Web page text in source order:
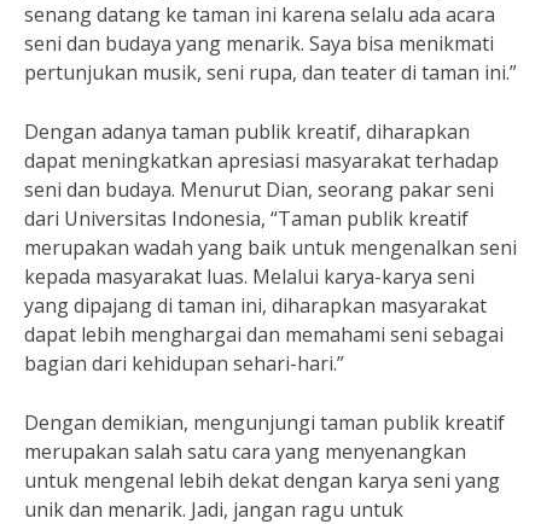
senang datang ke taman ini karena selalu ada acara
seni dan budaya yang menarik. Saya bisa menikmati
pertunjukan musik, seni rupa, dan teater di taman ini.”
Dengan adanya taman publik kreatif, diharapkan
dapat meningkatkan apresiasi masyarakat terhadap
seni dan budaya. Menurut Dian, seorang pakar seni
dari Universitas Indonesia, “Taman publik kreatif
merupakan wadah yang baik untuk mengenalkan seni
kepada masyarakat luas. Melalui karya-karya seni
yang dipajang di taman ini, diharapkan masyarakat
dapat lebih menghargai dan memahami seni sebagai
bagian dari kehidupan sehari-hari.”
Dengan demikian, mengunjungi taman publik kreatif
merupakan salah satu cara yang menyenangkan
untuk mengenal lebih dekat dengan karya seni yang
unik dan menarik. Jadi, jangan ragu untuk